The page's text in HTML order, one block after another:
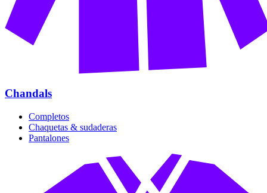
Chandals
Completos
Chaquetas & sudaderas
Pantalones